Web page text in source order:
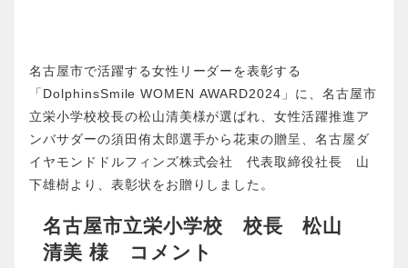
名古屋市で活躍する女性リーダーを表彰する
「DolphinsSmile WOMEN AWARD2024」に、名古屋市
立栄小学校校長の松山清美様が選ばれ、女性活躍推進ア
ンバサダーの須田侑太郎選手から花束の贈呈、名古屋ダ
イヤモンドドルフィンズ株式会社 代表取締役社長 山
下雄樹より、表彰状をお贈りしました。
名古屋市立栄小学校 校長 松山
清美 様 コメント